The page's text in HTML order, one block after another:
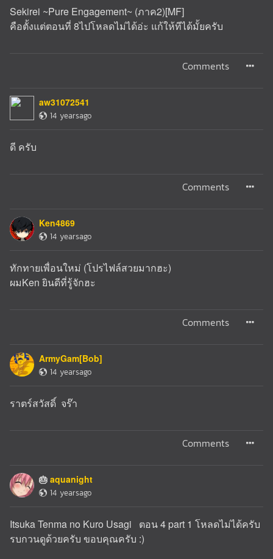
Sekirei ~Pure Engagement~ (ภาค2)[MF]
คือตั้งแต่ตอนที่ 8ไปโหลดไม่ได้อ่ะ แก้ให้ทีได้มั้ยครับ
Comments
aw31072541
14 yearsago
ดี ครับ
Comments
Ken4869
14 yearsago
ทักทายเพื่อนใหม่ (โปรไฟล์สวยมากฮะ)
ผมKen ยินดีที่รู้จักฮะ
Comments
ArmyGam[Bob]
14 yearsago
ราตร์สวัสดิ์ จร๊า
Comments
🎂 aquanight
14 yearsago
Itsuka Tenma no Kuro Usagi ตอน 4 part 1 โหลดไม่ได้ครับ
รบกวนดูด้วยครับ ขอบคุณครับ :)